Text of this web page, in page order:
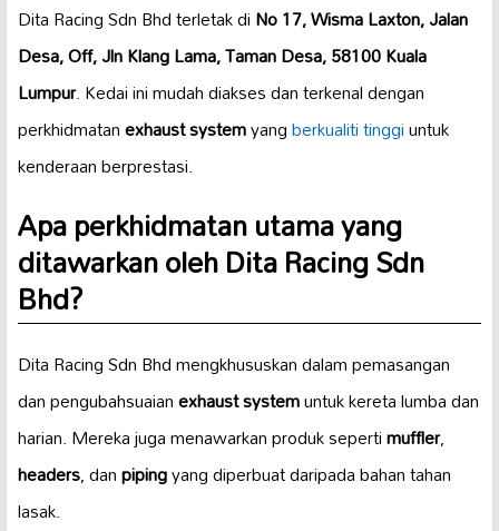
Dita Racing Sdn Bhd terletak diNo 17, Wisma Laxton, Jalan
Desa, Off, Jln Klang Lama, Taman Desa, 58100 Kuala
Lumpur. Kedai ini mudah diakses dan terkenal dengan
perkhidmatanexhaust systemyangberkualiti tinggiuntuk
kenderaan berprestasi.
Apa perkhidmatan utama yang
ditawarkan oleh Dita Racing Sdn
Bhd?
Dita Racing Sdn Bhd mengkhususkan dalam pemasangan
dan pengubahsuaianexhaust systemuntuk kereta lumba dan
harian. Mereka juga menawarkan produk sepertimuffler,
headers, danpipingyang diperbuat daripada bahan tahan
lasak.